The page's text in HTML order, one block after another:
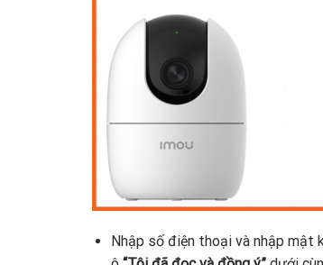
Nhập số điện thoại và nhập mật